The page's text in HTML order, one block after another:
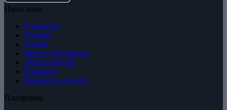
Навигация
О проекте
Отзывы
Статьи
ИнвестДайджесты
Энциклопедия
Контакты
Вопросы и ответы
Платформа